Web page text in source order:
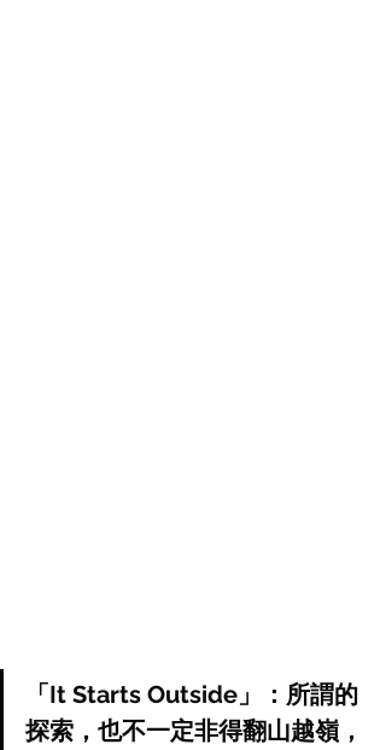
「It Starts Outside」：所謂的
探索，也不一定非得翻山越嶺，